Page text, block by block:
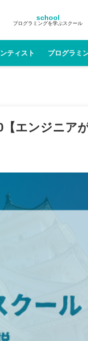
school
プログラミングを学ぶスクール
ティスト プログラミ
エンジニアが